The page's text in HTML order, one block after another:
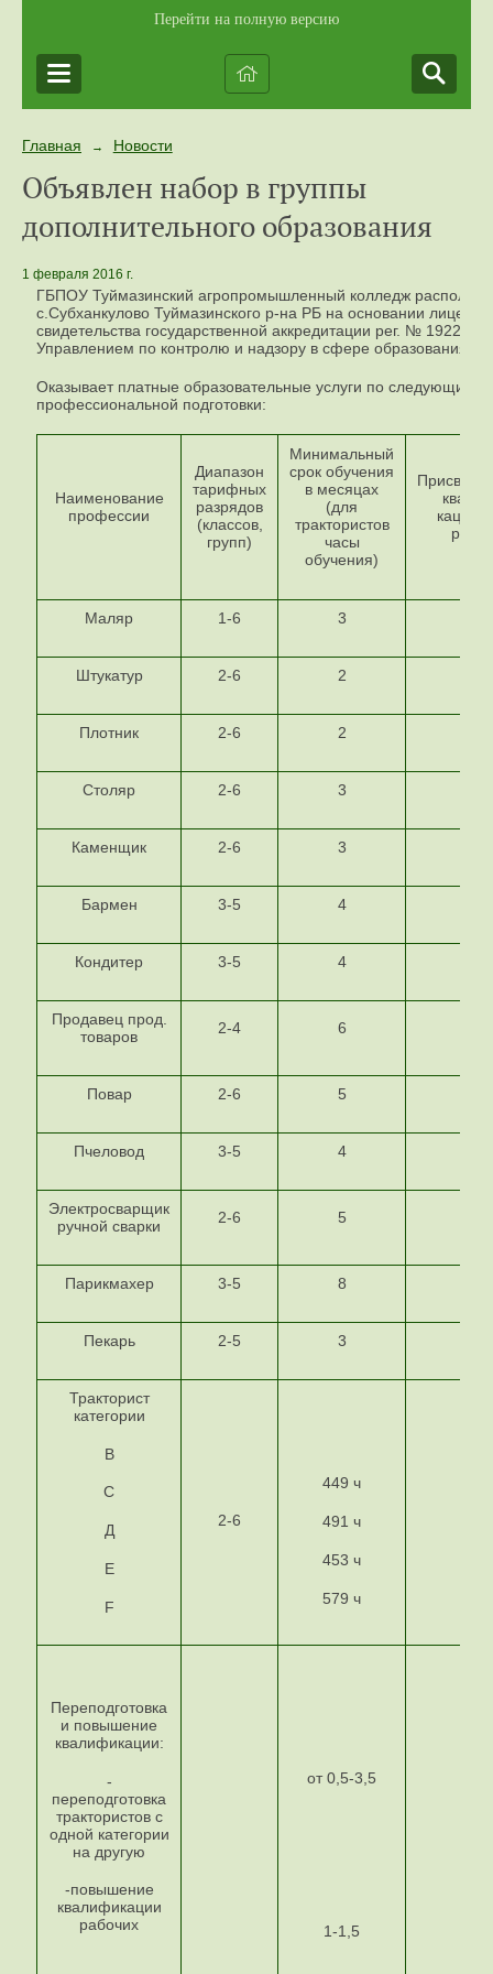
Перейти на полную версию
Главная → Новости
Объявлен набор в группы
дополнительного образования
1 февраля 2016 г.
ГБПОУ Туймазинский агропромышленный колледж
с.Субханкулово Туймазинского р-на РБ на основании
свидетельства государственной аккредитации рег. № 1922
Управлением по контролю и надзору в сфере образования
Оказывает платные образовательные услуги по следующим
профессиональной подготовки:
Наименование
профессии
Диапазон
тарифных
разрядов
(классов,
групп)
Минимальный
срок обучения
в месяцах
(для
трактористов
часы
обучения)
Маляр 1-6 3
Штукатур 2-6 2
Плотник 2-6 2
Столяр 2-6 3
Каменщик 2-6 3
Бармен 3-5 4
Кондитер 3-5 4
Продавец прод.
товаров
2-4 6
Повар 2-6 5
Пчеловод 3-5 4
Электросварщик
ручной сварки
2-6 5
Парикмахер 3-5 8
Пекарь 2-5 3
Тракторист
категории
В
С
Д
Е
F
2-6
449 ч
491 ч
453 ч
579 ч
Переподготовка
и повышение
квалификации:
-
переподготовка
трактористов с
одной категории
на другую
-повышение
квалификации
рабочих
от 0,5-3,5
1-1,5